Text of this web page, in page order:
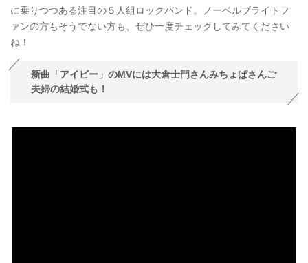
に乗りつつある注目の５人組ロックバンド。ノーベルブライトフ
ァンの方もそうでない方も、ぜひ一度チェックしてみてください
ね！
新曲「アイビー」のMVには大倉士門さんみちょぱさんご
夫婦の結婚式も！